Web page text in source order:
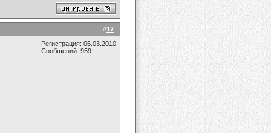
#17
Регистрация: 06.03.2010
Сообщений: 959